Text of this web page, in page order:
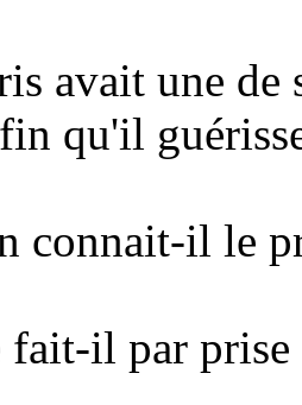
avait une de
qu'il
connait-il le
fait-il par prise